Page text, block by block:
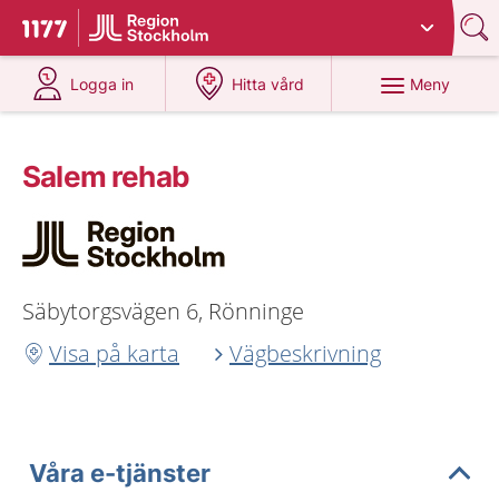
Till startsidan för 1177
Du har valt region
Logga in
på 1177.se
Hitta vård
på 1177.se
Meny
Salem rehab
Säbytorgsvägen 6, Rönninge
Visa på karta
Vägbeskrivning
Våra e-tjänster